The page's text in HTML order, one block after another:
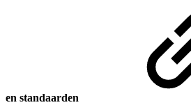
en standaarden